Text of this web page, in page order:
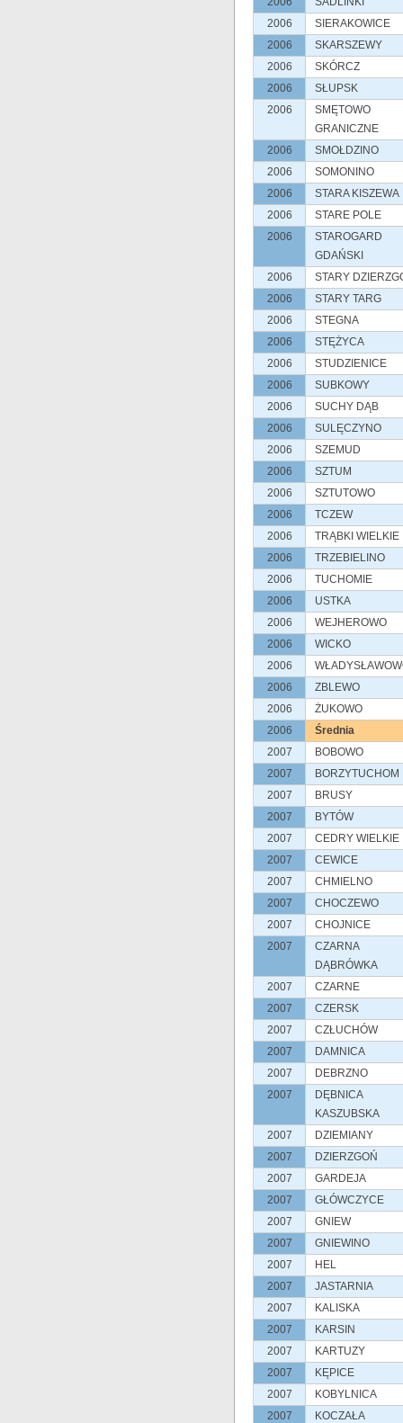
2006
SIERAKOWICE
2006
SKARSZEWY
2006
SKÓRCZ
2006
SŁUPSK
2006
SMĘTOWO
GRANICZNE
2006
SMOŁDZINO
2006
SOMONINO
2006
STARA KISZEWA
2006
STARE POLE
2006
STAROGARD
GDAŃSKI
2006
STARY
2006
STARY TARG
2006
STEGNA
2006
STĘŻYCA
2006
STUDZIENICE
2006
SUBKOWY
2006
SUCHY DĄB
2006
SULĘCZYNO
2006
SZEMUD
2006
SZTUM
2006
SZTUTOWO
2006
TCZEW
2006
TRĄBKI WIELKIE
2006
TRZEBIELINO
2006
TUCHOMIE
2006
USTKA
2006
WEJHEROWO
2006
WICKO
2006
2006
ZBLEWO
2006
ŻUKOWO
2006
Średnia
2007
BOBOWO
2007
BORZYTUCHOM
2007
BRUSY
2007
BYTÓW
2007
CEDRY WIELKIE
2007
CEWICE
2007
CHMIELNO
2007
CHOCZEWO
2007
CHOJNICE
2007
CZARNA
DĄBRÓWKA
2007
CZARNE
2007
CZERSK
2007
CZŁUCHÓW
2007
DAMNICA
2007
DEBRZNO
2007
DĘBNICA
KASZUBSKA
2007
DZIEMIANY
2007
DZIERZGOŃ
2007
GARDEJA
2007
GŁÓWCZYCE
2007
GNIEW
2007
GNIEWINO
2007
HEL
2007
JASTARNIA
2007
KALISKA
2007
KARSIN
2007
KARTUZY
2007
KĘPICE
2007
KOBYLNICA
2007
KOCZAŁA